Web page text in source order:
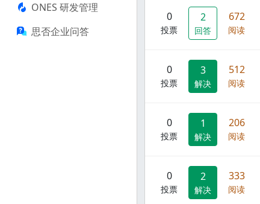
ONES 研发管理
思否企业问答
0
投票
2
回答
672
阅读
0
投票
3
解决
512
阅读
0
投票
1
解决
206
阅读
0
投票
2
解决
333
阅读